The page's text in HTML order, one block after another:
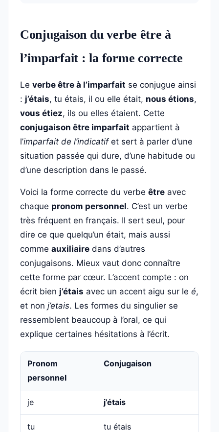
Conjugaison du verbe être à
l’imparfait : la forme correcte
Le verbe être à l’imparfait se conjugue ainsi
: j’étais, tu étais, il ou elle était, nous étions,
vous étiez, ils ou elles étaient. Cette
conjugaison être imparfait appartient à
l’imparfait de l’indicatifet sert à parler d’une
situation passée qui dure, d’une habitude ou
d’une description dans le passé.
Voici la forme correcte du verbe être avec
chaque pronom personnel. C’est un verbe
très fréquent en français. Il sert seul, pour
dire ce que quelqu’un était, mais aussi
comme auxiliaire dans d’autres
conjugaisons. Mieux vaut donc connaître
cette forme par cœur. L’accent compte : on
écrit bien j’étais avec un accent aigu sur le é,
et non j’etais. Les formes du singulier se
ressemblent beaucoup à l’oral, ce qui
explique certaines hésitations à l’écrit.
Pronom
personnel
Conjugaison
je j’étais
tu tu étais